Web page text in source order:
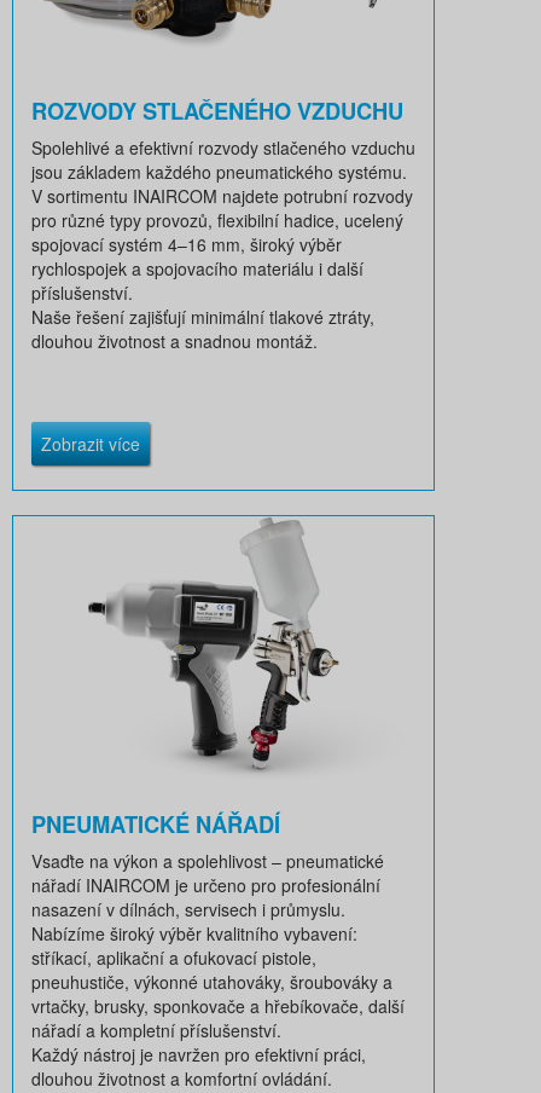
ROZVODY STLAČENÉHO VZDUCHU
Spolehlivé a efektivní rozvody stlačeného vzduchu
jsou základem každého pneumatického systému.
V sortimentu INAIRCOM najdete potrubní rozvody
pro různé typy provozů, flexibilní hadice, ucelený
spojovací systém 4–16 mm, široký výběr
rychlospojek a spojovacího materiálu i další
příslušenství.
Naše řešení zajišťují minimální tlakové ztráty,
dlouhou životnost a snadnou montáž.
Zobrazit více
PNEUMATICKÉ NÁŘADÍ
Vsaďte na výkon a spolehlivost – pneumatické
nářadí INAIRCOM je určeno pro profesionální
nasazení v dílnách, servisech i průmyslu.
Nabízíme široký výběr kvalitního vybavení:
stříkací, aplikační a ofukovací pistole,
pneuhustiče, výkonné utahováky, šroubováky a
vrtačky, brusky, sponkovače a hřebíkovače, další
nářadí a kompletní příslušenství.
Každý nástroj je navržen pro efektivní práci,
dlouhou životnost a komfortní ovládání.